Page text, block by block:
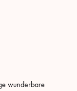
wunderbare